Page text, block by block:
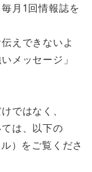
月1回情報誌を
えできないよ
メッセージ」
ではなく、
は、以下の
）をご覧くださ